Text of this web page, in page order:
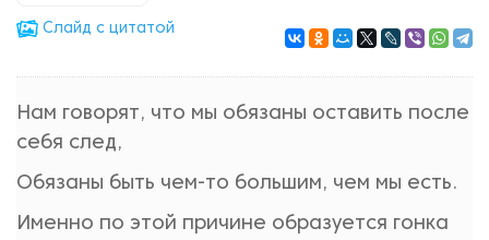
Cлайд с цитатой
Нам говорят, что мы обязаны оставить после
себя след,
Обязаны быть чем-то большим, чем мы есть.
Именно по этой причине образуется гонка